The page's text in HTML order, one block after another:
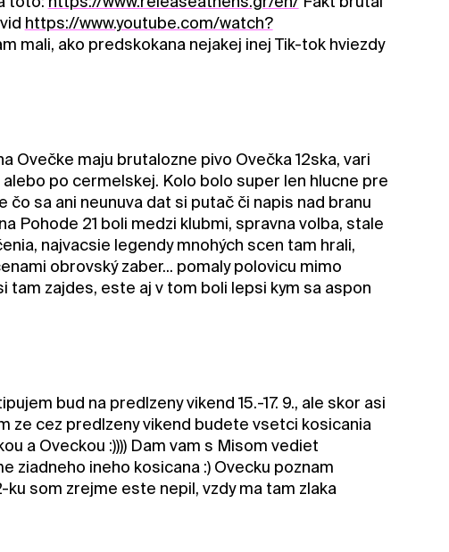
https://www.youtube.com/watch?
mali, ako predskokana nejakej inej Tik-tok hviezdy
Ovečke maju brutalozne pivo Ovečka 12ska, vari
po cermelskej. Kolo bolo super len hlucne pre
čo sa ani neunuva dat si putač či napis nad branu
Pohode 21 boli medzi klubmi, spravna volba, stale
najvacsie legendy mnohých scen tam hrali,
obrovský zaber... pomaly polovicu mimo
zajdes, este aj v tom boli lepsi kym sa aspon
bud na predlzeny vikend 15.-17. 9., ale skor asi
ze cez predlzeny vikend budete vsetci kosicania
a Oveckou :)))) Dam vam s Misom vediet
ziadneho ineho kosicana :) Ovecku poznam
som zrejme este nepil, vzdy ma tam zlaka